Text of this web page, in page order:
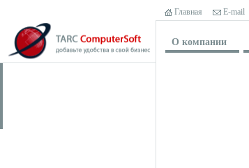
Главная E-mail
О компании